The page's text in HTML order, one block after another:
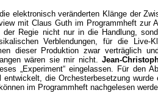
elektronisch veränderten Klänge der
mit Claus Guth im Programmheft zur
Regie nicht nur in die Handlung,
Verblendungen, für die Live-
dieser Produktion zwar verträglich
wären sie mir nicht. Jean-
„Experiment“ eingelassen. Für den
die Orchesterbesetzung wurde
im Programmheft nachgelesen